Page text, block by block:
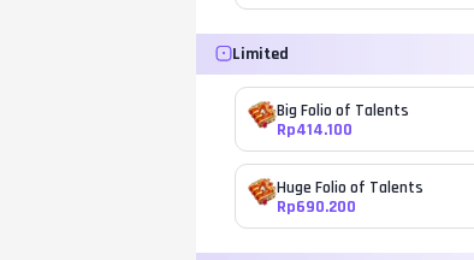
Limited
Big Folio of Talents
Rp414.100
Huge Folio of Talents
Rp690.200